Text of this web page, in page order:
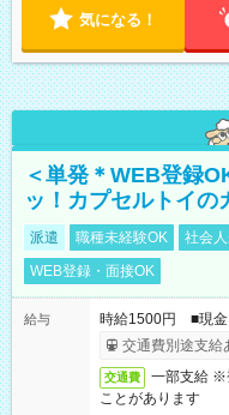
気になる！
＜単発＊WEB登録
ッ！カプセルトイの
派遣 職種未経験OK 社会
WEB登録・面接OK
給与
時給1500円 ■現金
交通費別途支給
交通費
一部支給 ※
ことがあります